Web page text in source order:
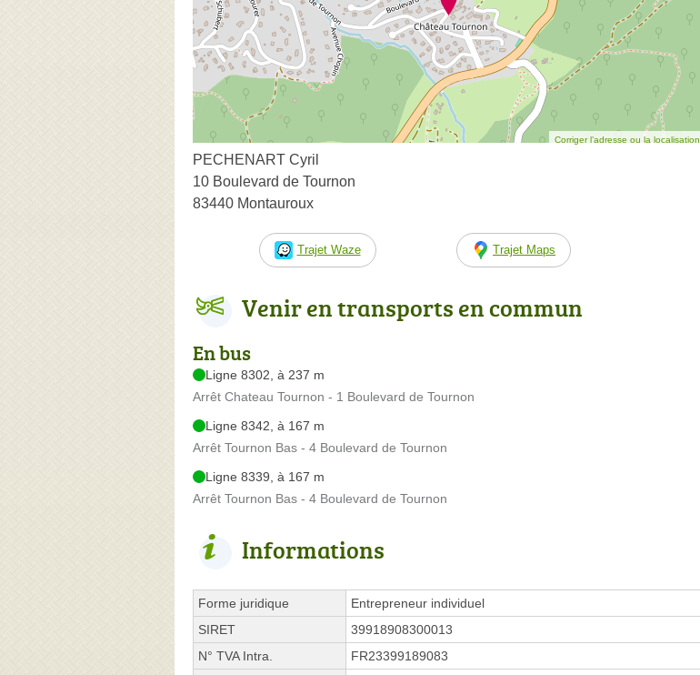
Corriger l’adresse ou la localisation
PECHENART Cyril
10 Boulevard de Tournon
83440 Montauroux
Trajet Waze Trajet Maps
Venir en transports en commun
En bus
Ligne 8302, à 237 m
Arrêt Chateau Tournon - 1 Boulevard de Tournon
Ligne 8342, à 167 m
Arrêt Tournon Bas - 4 Boulevard de Tournon
Ligne 8339, à 167 m
Arrêt Tournon Bas - 4 Boulevard de Tournon
Informations
Forme juridique
Entrepreneur individuel
SIRET
39918908300013
N° TVA Intra.
FR23399189083